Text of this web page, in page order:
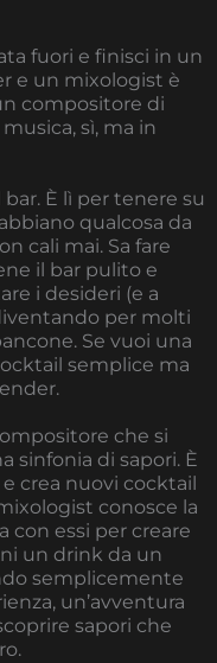
fuori e finisci in un
e un mixologist è
compositore di
sì, ma in
È lì per tenere su
qualcosa da
cali mai. Sa fare
il bar pulito e
i desideri (e a
per molti
Se vuoi una
semplice ma
che si
sinfonia di sapori. È
crea nuovi cocktail
conosce la
con essi per creare
un drink da un
semplicemente
un’avventura
sapori che